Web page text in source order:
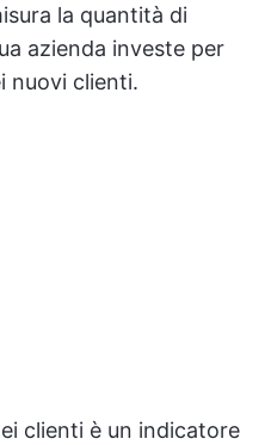
la quantità di
azienda investe per
nuovi clienti.
clienti è un indicatore